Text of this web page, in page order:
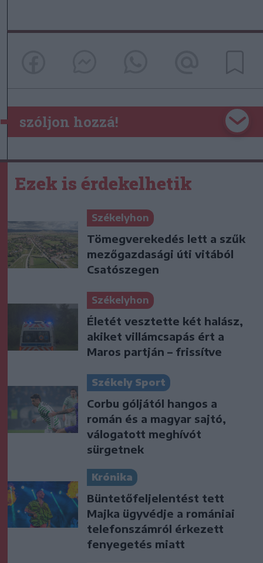
szóljon hozzá!
Ezek is érdekelhetik
Székelyhon
Tömegverekedés lett a szűk
mezőgazdasági úti vitából
Csatószegen
Székelyhon
Életét vesztette két halász,
akiket villámcsapás ért a
Maros partján – frissítve
Székely Sport
Corbu góljától hangos a
román és a magyar sajtó,
válogatott meghívót
sürgetnek
Krónika
Büntetőfeljelentést tett
Majka ügyvédje a romániai
telefonszámról érkezett
fenyegetés miatt